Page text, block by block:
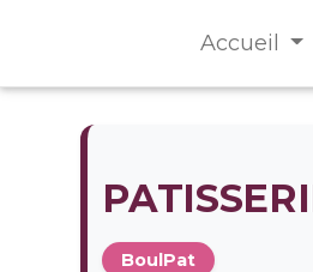
Accueil
BoulPat